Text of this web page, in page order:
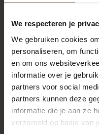
We respecteren je
We gebruiken cookies
personaliseren, om
en om ons
informatie over je
partners voor social
partners kunnen deze
informatie die je aan ze
verzameld op basis van